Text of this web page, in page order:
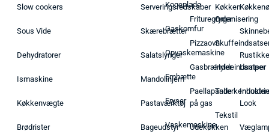
Slow cookers
Sous Vide
Dehydratorer
Ismaskine
Køkkenvægte
Brødrister
Serveringsredskaber
Skærebrætter
Salatslynger
Mandolinjern
Pastaværktøj
Bageudstyr
Kogeplade
Gaskomfur
Opvaskemaskine
Emhætte
Fryser
Vaskemaskine
Frituregryder
Pizzaovn
Gasbrænder
Paellapande
på gas
Udekøkken
Køkken
Organisering
Hyldeindsatser
Tekstil
Rustikke
Lamper
Look